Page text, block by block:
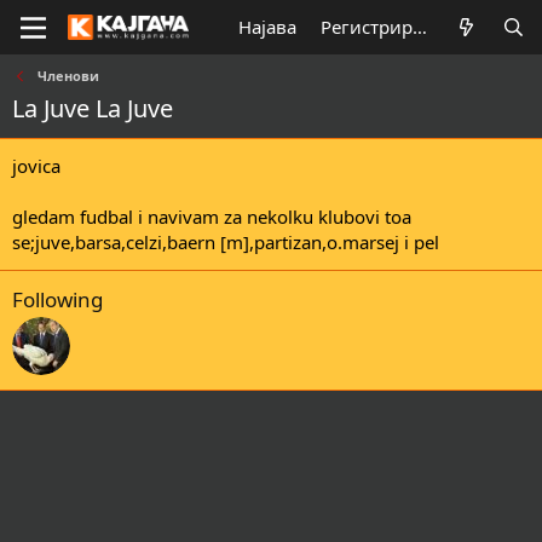
Најава Регистрирај се
Членови
La Juve La Juve
jovica
gledam fudbal i navivam za nekolku klubovi toa
se;juve,barsa,celzi,baern [m],partizan,o.marsej i pel
Following